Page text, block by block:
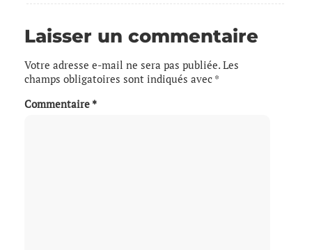
Laisser un commentaire
Votre adresse e-mail ne sera pas publiée. Les
champs obligatoires sont indiqués avec *
Commentaire *